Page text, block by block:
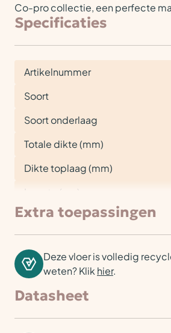
Co-pro collectie, een perfecte
Specificaties
Artikelnummer
Soort
Soort onderlaag
Totale dikte (mm)
Dikte toplaag (mm)
Lengte (cm)
Extra toepassingen
Deze vloer is volledig
weten? Klik hier.
Datasheet